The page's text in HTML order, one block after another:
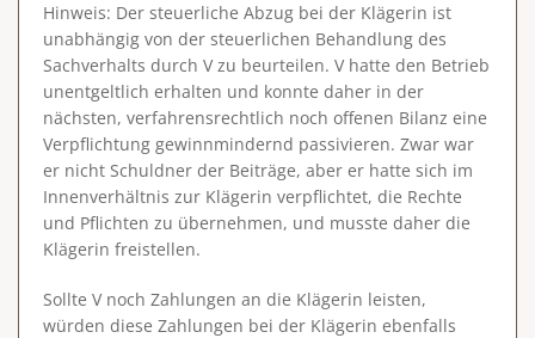
Hinweis: Der steuerliche Abzug bei der Klägerin ist
unabhängig von der steuerlichen Behandlung des
Sachverhalts durch V zu beurteilen. V hatte den Betrieb
unentgeltlich erhalten und konnte daher in der
nächsten, verfahrensrechtlich noch offenen Bilanz eine
Verpflichtung gewinnmindernd passivieren. Zwar war
er nicht Schuldner der Beiträge, aber er hatte sich im
Innenverhältnis zur Klägerin verpflichtet, die Rechte
und Pflichten zu übernehmen, und musste daher die
Klägerin freistellen.
Sollte V noch Zahlungen an die Klägerin leisten,
würden diese Zahlungen bei der Klägerin ebenfalls